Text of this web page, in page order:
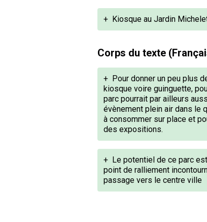
+ Kiosque au Jardin
Corps du texte
+ Pour donner un peu plus
kiosque voire guinguette,
parc pourrait par ailleurs
évènement plein air dans le
à consommer sur place et
des expositions.
+ Le potentiel de ce parc
point de ralliement
passage vers le centre ville